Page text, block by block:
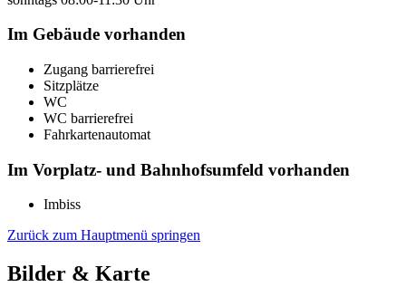
Im Gebäude vorhanden
Zugang barrierefrei
Sitzplätze
WC
WC barrierefrei
Fahrkartenautomat
Im Vorplatz- und Bahnhofsumfeld vorhanden
Imbiss
Zurück zum Hauptmenü springen
Bilder & Karte